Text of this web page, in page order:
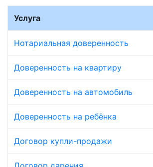
Услуга
Нотариальная доверенность
Доверенность на квартиру
Доверенность на автомобиль
Доверенность на ребёнка
Договор купли-продажи